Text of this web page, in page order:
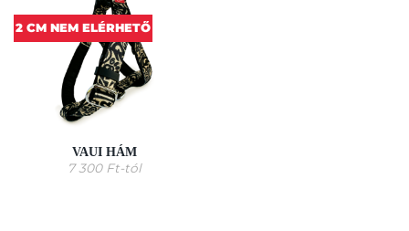
2 CM NEM ELÉRHETŐ
VAUI HÁM
7 300 Ft-tól